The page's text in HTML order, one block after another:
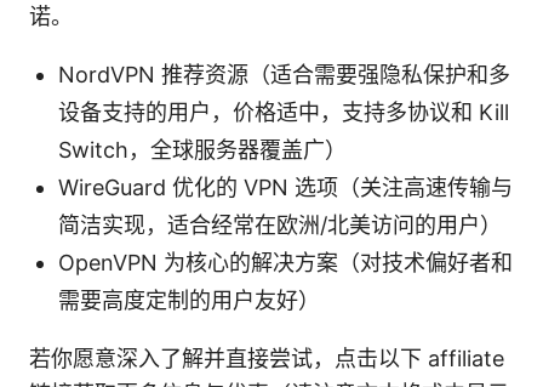
诺。
NordVPN 推荐资源（适合需要强隐私保护和多
设备支持的用户，价格适中，支持多协议和 Kill
Switch，全球服务器覆盖广）
WireGuard 优化的 VPN 选项（关注高速传输与
简洁实现，适合经常在欧洲/北美访问的用户）
OpenVPN 为核心的解决方案（对技术偏好者和
需要高度定制的用户友好）
若你愿意深入了解并直接尝试，点击以下 affiliate